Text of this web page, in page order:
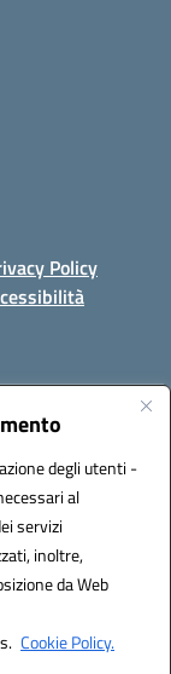
degli utenti -
al
servizi
inoltre,
da Web
Cookie Policy.
Policy
S.r.l.
Italia